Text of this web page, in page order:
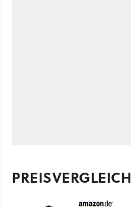
PREISVERGLEICH